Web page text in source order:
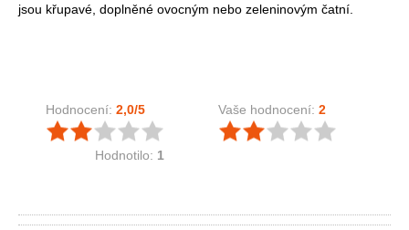
jsou křupavé, doplněné ovocným nebo zeleninovým čatní.
Hodnocení: 2,0/5
Hodnotilo: 1
Vaše hodnocení: 2